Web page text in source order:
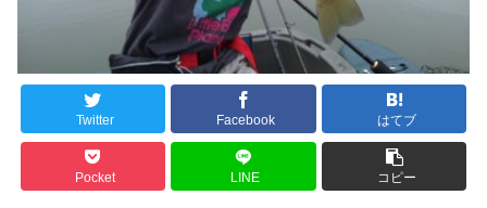
Twitter Facebook はてブ
Pocket LINE コピー